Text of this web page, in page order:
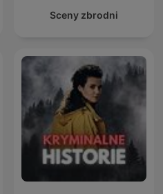
Sceny zbrodni